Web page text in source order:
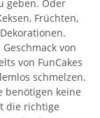
geben. Oder
Früchten,
von
von FunCakes
schmelzen.
benötigen keine
die richtige